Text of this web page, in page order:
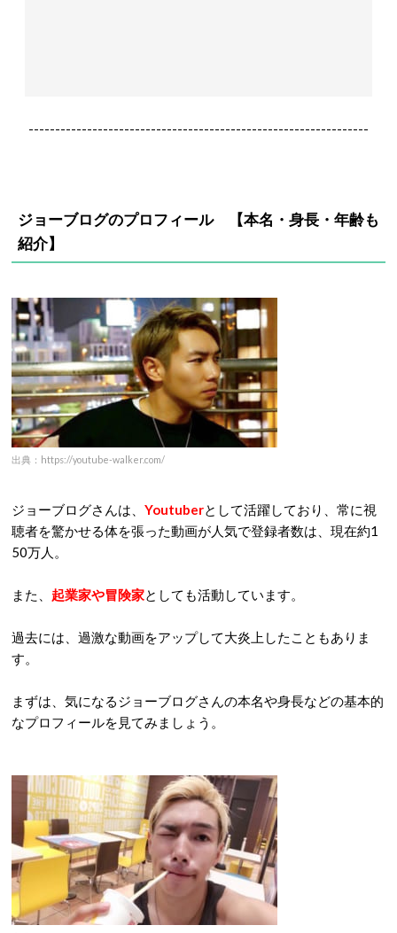
----------------------------------------------------------------
ジョーブログのプロフィール 【本名・身長・年齢も
紹介】
出典：https://youtube-walker.com/
ジョーブログさんは、 Youtuberとして活躍しており、常に視
聴者を驚かせる体を張った動画が人気で登録者数は、現在約1
50万人。
また、 起業家や冒険家としても活動しています。
過去には、過激な動画をアップして大炎上したこともありま
す。
まずは、気になるジョーブログさんの本名や身長などの基本的
なプロフィールを見てみましょう。